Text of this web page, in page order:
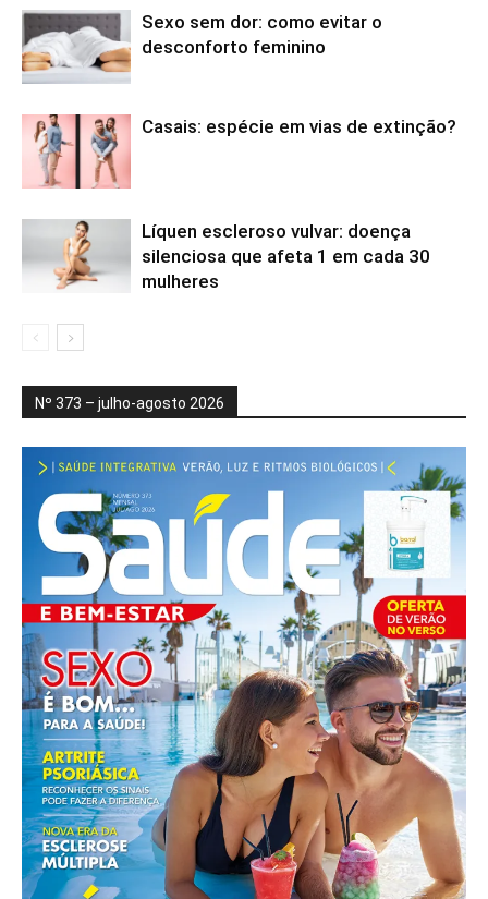
Sexo sem dor: como evitar o
desconforto feminino
Casais: espécie em vias de extinção?
Líquen escleroso vulvar: doença
silenciosa que afeta 1 em cada 30
mulheres
Nº 373 – julho-agosto 2026